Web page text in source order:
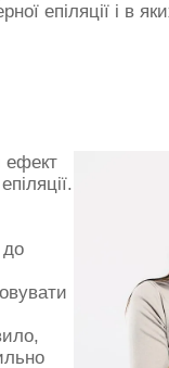
епіляції і в
ефект
до